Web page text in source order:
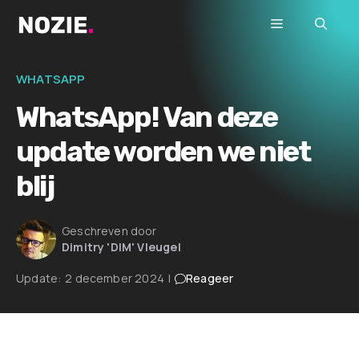
naar
inhoud
Menu
WHATSAPP
WhatsApp! Van deze
update worden we niet
blij
Geschreven door
Dimitry 'DIM' Vleugel
Update: 2 december 2024 | Reageer